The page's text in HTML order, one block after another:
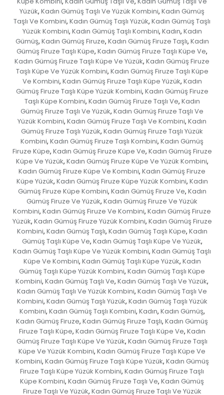
Yüzük, Kadın Gümüş Taşlı Ve Yüzük Kombini, Kadın Gümüş
Taşlı Ve Kombini, Kadın Gümüş Taşlı Yüzük, Kadın Gümüş Taşlı
Yüzük Kombini, Kadın Gümüş Taşlı Kombini, Kadın, Kadın
Gümüş, Kadın Gümüş Firuze, Kadın Gümüş Firuze Taşlı, Kadın
Gümüş Firuze Taşlı Küpe, Kadın Gümüş Firuze Taşlı Küpe Ve,
Kadın Gümüş Firuze Taşlı Küpe Ve Yüzük, Kadın Gümüş Firuze
Taşlı Küpe Ve Yüzük Kombini, Kadın Gümüş Firuze Taşlı Küpe
Ve Kombini, Kadın Gümüş Firuze Taşlı Küpe Yüzük, Kadın
Gümüş Firuze Taşlı Küpe Yüzük Kombini, Kadın Gümüş Firuze
Taşlı Küpe Kombini, Kadın Gümüş Firuze Taşlı Ve, Kadın
Gümüş Firuze Taşlı Ve Yüzük, Kadın Gümüş Firuze Taşlı Ve
Yüzük Kombini, Kadın Gümüş Firuze Taşlı Ve Kombini, Kadın
Gümüş Firuze Taşlı Yüzük, Kadın Gümüş Firuze Taşlı Yüzük
Kombini, Kadın Gümüş Firuze Taşlı Kombini, Kadın Gümüş
Firuze Küpe, Kadın Gümüş Firuze Küpe Ve, Kadın Gümüş Firuze
Küpe Ve Yüzük, Kadın Gümüş Firuze Küpe Ve Yüzük Kombini,
Kadın Gümüş Firuze Küpe Ve Kombini, Kadın Gümüş Firuze
Küpe Yüzük, Kadın Gümüş Firuze Küpe Yüzük Kombini, Kadın
Gümüş Firuze Küpe Kombini, Kadın Gümüş Firuze Ve, Kadın
Gümüş Firuze Ve Yüzük, Kadın Gümüş Firuze Ve Yüzük
Kombini, Kadın Gümüş Firuze Ve Kombini, Kadın Gümüş Firuze
Yüzük, Kadın Gümüş Firuze Yüzük Kombini, Kadın Gümüş Firuze
Kombini, Kadın Gümüş Taşlı, Kadın Gümüş Taşlı Küpe, Kadın
Gümüş Taşlı Küpe Ve, Kadın Gümüş Taşlı Küpe Ve Yüzük,
Kadın Gümüş Taşlı Küpe Ve Yüzük Kombini, Kadın Gümüş Taşlı
Küpe Ve Kombini, Kadın Gümüş Taşlı Küpe Yüzük, Kadın
Gümüş Taşlı Küpe Yüzük Kombini, Kadın Gümüş Taşlı Küpe
Kombini, Kadın Gümüş Taşlı Ve, Kadın Gümüş Taşlı Ve Yüzük,
Kadın Gümüş Taşlı Ve Yüzük Kombini, Kadın Gümüş Taşlı Ve
Kombini, Kadın Gümüş Taşlı Yüzük, Kadın Gümüş Taşlı Yüzük
Kombini, Kadın Gümüş Taşlı Kombini, Kadın, Kadın Gümüş,
Kadın Gümüş Firuze, Kadın Gümüş Firuze Taşlı, Kadın Gümüş
Firuze Taşlı Küpe, Kadın Gümüş Firuze Taşlı Küpe Ve, Kadın
Gümüş Firuze Taşlı Küpe Ve Yüzük, Kadın Gümüş Firuze Taşlı
Küpe Ve Yüzük Kombini, Kadın Gümüş Firuze Taşlı Küpe Ve
Kombini, Kadın Gümüş Firuze Taşlı Küpe Yüzük, Kadın Gümüş
Firuze Taşlı Küpe Yüzük Kombini, Kadın Gümüş Firuze Taşlı
Küpe Kombini, Kadın Gümüş Firuze Taşlı Ve, Kadın Gümüş
Firuze Taşlı Ve Yüzük, Kadın Gümüş Firuze Taşlı Ve Yüzük